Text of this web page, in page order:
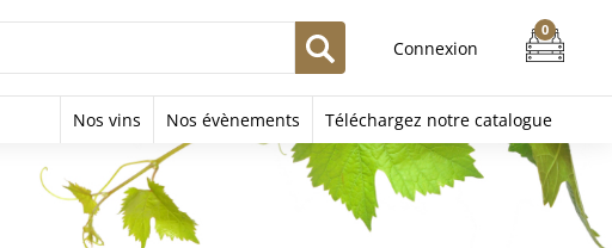
Connexion
Nos vins Nos évènements Téléchargez notre catalogue